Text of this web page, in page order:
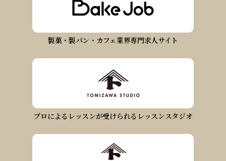
製菓・製パン・カフェ業界専門求人サイト
プロによるレッスンが受けられるレッスンスタジオ